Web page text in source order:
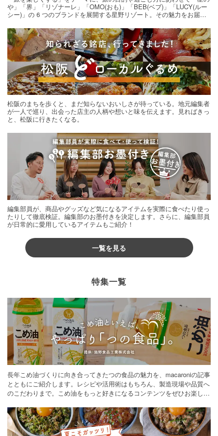
や」「界」「リゾナーレ」「OMO(おも)」「BEB(ベブ)」「LUCY(ルー
シー)」の 6 つのブランドを展開する星野リゾート。その魅力をお届け
松阪のまちを歩くと、まだ知らないおいしさが待っている。地元編集者
が一人で巡り、出会った店主の人柄や想いと味を伝えます。見ればきっ
と、松阪に行きたくなる。
編集部員が、商品やグッズなど気になるアイテムを実際に食べたり使っ
たりして徹底検証。編集部のお墨付きを決定します。さらに、編集部員
が日常的に愛用しているアイテムもご紹介！
一覧を見る
特集一覧
長年こめ油づくりに向き合ってきたつの食品の魅力を、macaroniの記事
とともにご紹介します。レシピや活用術はもちろん、製造現場や品質へ
のこだわりまで。こめ油をもっと好きになるコンテンツをぜひお楽しみ